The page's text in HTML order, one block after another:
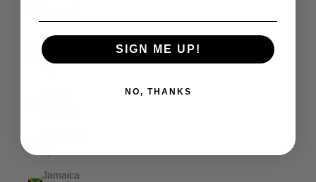
Isle of
Man (GBP
Jamaica
SIGN ME UP!
NO, THANKS